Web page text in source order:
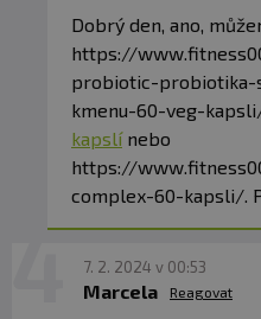
Dobrý den, ano,
https://
probiotic-probiotika-
kmenu-60-veg-
kapslínebo
https://
complex-60-kapsli/.
7. 2. 2024 v 00:53
Marcela Reagovat